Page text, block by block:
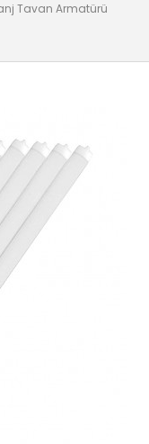
Tavan Armatürü